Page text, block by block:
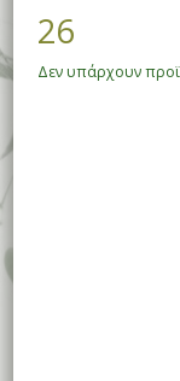
26
Δεν υπάρχουν